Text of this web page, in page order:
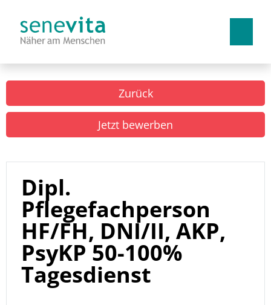
Deutsch Französisch Italienisch
Arbeiten bei uns
Benefits
Zurück
Jetzt bewerben
Dipl.
Pflegefachperson
HF/FH, DNI/II, AKP,
PsyKP 50-100%
Tagesdienst